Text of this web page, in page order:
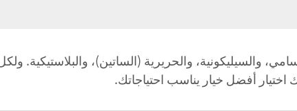
والسيليكونية، والحريرية (الساتين)، والبلاستيكية.
اختيار أفضل خيار يناسب احتياجاتك.